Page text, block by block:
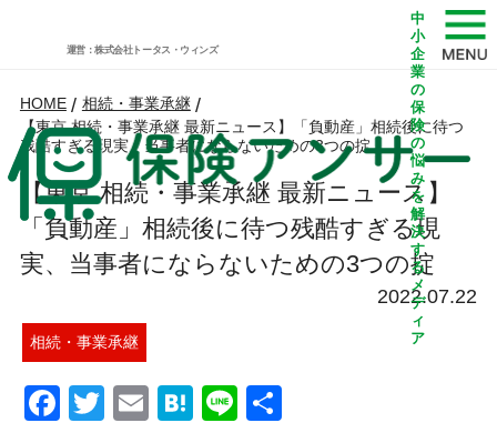
運営：株式会社トータス・ウィンズ
中
小
企
業
の
保
険
の
悩
み
を
解
決
す
る
メ
デ
ィ
ア
HOME / 相続・事業承継 /
【東京 相続・事業承継 最新ニュース】「負動産」相続後に待つ
残酷すぎる現実、当事者にならないための3つの掟
【東京 相続・事業承継 最新ニュース】
「負動産」相続後に待つ残酷すぎる現
実、当事者にならないための3つの掟
2022.07.22
相続・事業承継
Facebook
Twitter
EmailHatena
Line共